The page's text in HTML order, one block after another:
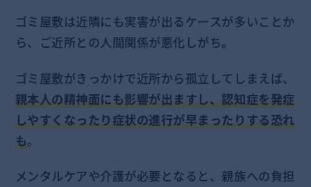
ゴミ屋敷は近隣にも実害が出るケースが多いことか
ら、ご近所との人間関係が悪化しがち。
ゴミ屋敷がきっかけで近所から孤立してしまえば、
親本人の精神面にも影響が出ますし、認知症を発症
しやすくなったり症状の進行が早まったりする恐れ
も。
メンタルケアや介護が必要となると、親族への負担